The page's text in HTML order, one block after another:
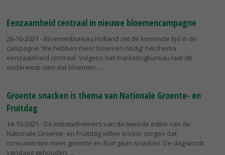
Eenzaamheid centraal in nieuwe bloemencampagne
26-10-2021 - Bloemenbureau Holland zet de komende tijd in de
campagne 'We hebben meer bloemen nodig' het thema
eenzaamheid centraal. Volgens het marketingbureau laat dit
onderwerp zien dat bloemen...
Groente snacken is thema van Nationale Groente- en
Fruitdag
14-10-2021 - De initiatiefnemers van de tweede editie van de
Nationale Groente- en Fruitdag willen ervoor zorgen dat
consumenten meer groente en fruit gaan snacken. De dag wordt
vandaag gehouden.